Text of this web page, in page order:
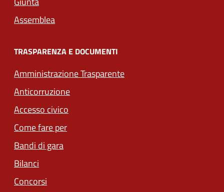
Assemblea
TRASPARENZA E DOCUMENTI
Amministrazione Trasparente
Anticorruzione
Accesso civico
Come fare per
Bandi di gara
Bilanci
Concorsi